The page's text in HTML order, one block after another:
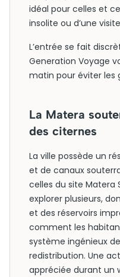
idéal pour celles et
insolite ou d’une
L’entrée se fait
Generation Voyage
matin pour éviter les
La Matera
des citernes
La ville possède un
et de canaux
celles du site Matera
explorer plusieurs,
et des réservoirs
comment les
système ingénieux
redistribution. Une
appréciée durant un